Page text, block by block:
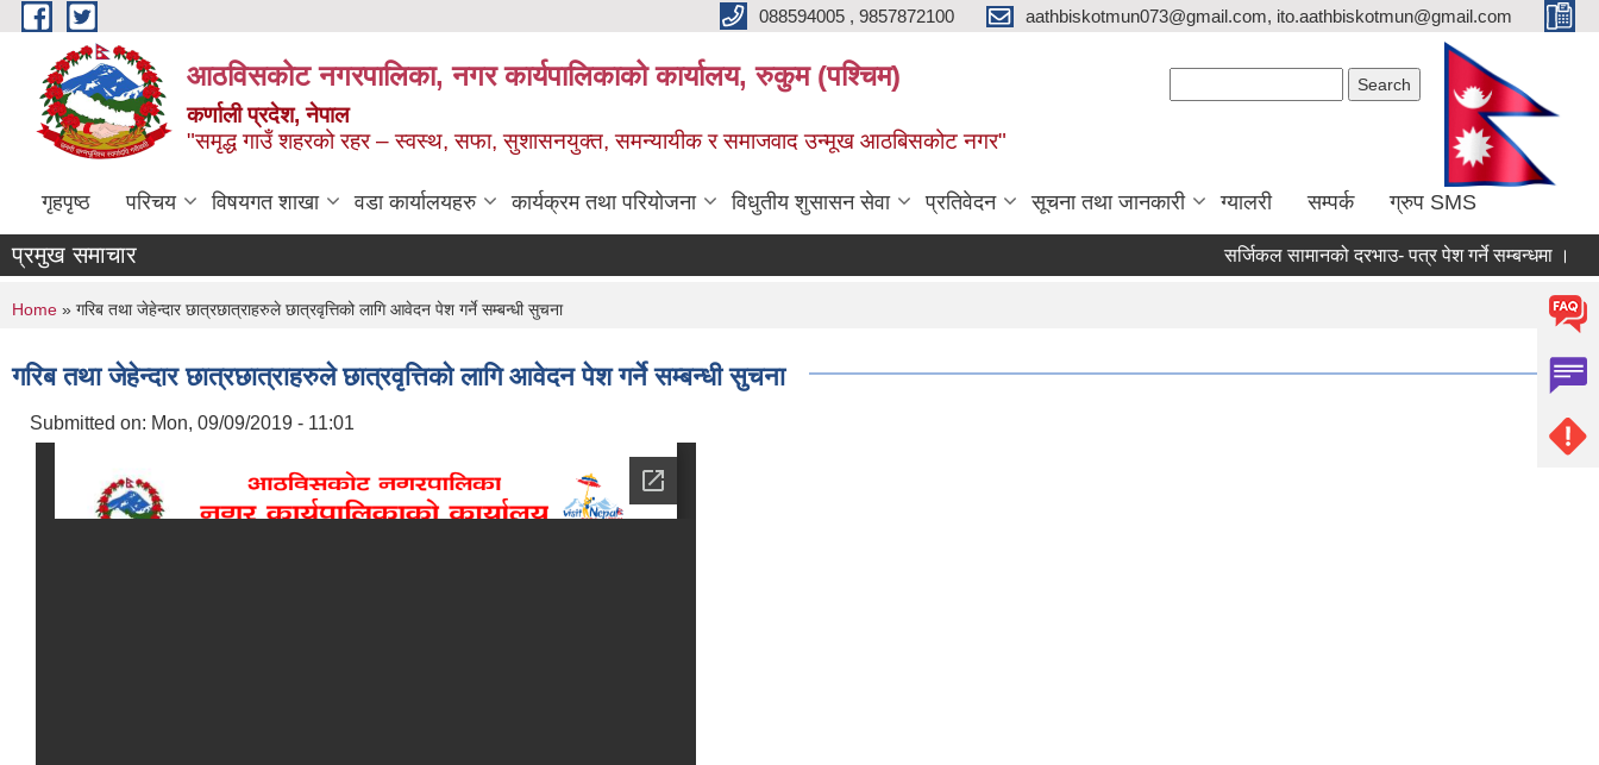
Skip to main content 088594005 , 9857872100 aathbiskotmun073@gmail.com, ito.aathbiskotmun@gmail.com
आठविसकोट नगरपालिका, नगर कार्यपालिकाको कार्यालय, रुकुम (पश्चिम)
कर्णाली प्रदेश, नेपाल
"समृद्ध गाउँ शहरको रहर – स्वस्थ, सफा, सुशासनयुक्त, समन्यायीक र समाजवाद उन्मूख आठबिसकोट नगर"
गृहपृष्ठ परिचय विषयगत शाखा वडा कार्यालयहरु कार्यक्रम तथा परियोजना विधुतीय शुसासन सेवा प्रतिवेदन सूचना तथा जानकारी ग्यालरी सम्पर्क ग्रुप SMS
प्रमुख समाचार सर्जिकल सामानको दरभाउ- पत्र पेश गर्ने सम्बन्धमा ।
You are here
Home » गरिब तथा जेहेन्दार छात्रछात्राहरुले छात्रवृत्तिको लागि आवेदन पेश गर्ने सम्बन्धी सुचना
गरिब तथा जेहेन्दार छात्रछात्राहरुले छात्रवृत्तिको लागि आवेदन पेश गर्ने सम्बन्धी सुचना
Submitted on: Mon, 09/09/2019 - 11:01